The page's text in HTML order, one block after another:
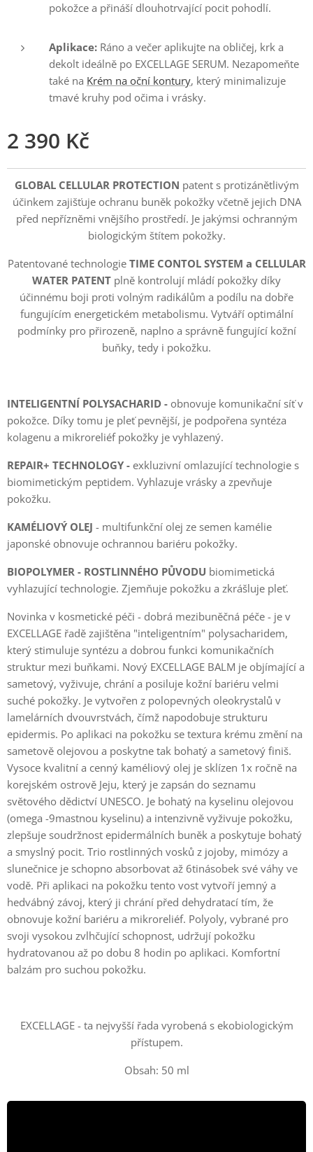
pokožce a přináší dlouhotrvající pocit pohodlí.
Aplikace: Ráno a večer aplikujte na obličej, krk a
dekolt ideálně po EXCELLAGE SERUM. Nezapomeňte
také na Krém na oční kontury, který minimalizuje
tmavé kruhy pod očima i vrásky.
2 390 Kč
GLOBAL CELLULAR PROTECTION patent s protizánětlivým
účinkem zajišťuje ochranu buněk pokožky včetně jejich DNA
před nepřízněmi vnějšího prostředí. Je jakýmsi ochranným
biologickým štítem pokožky.
Patentované technologie TIME CONTOL SYSTEM a CELLULAR
WATER PATENT plně kontrolují mládí pokožky díky
účinnému boji proti volným radikálům a podílu na dobře
fungujícím energetickém metabolismu. Vytváří optimální
podmínky pro přirozeně, naplno a správně fungující kožní
buňky, tedy i pokožku.
INTELIGENTNÍ POLYSACHARID - obnovuje komunikační síť v
pokožce. Díky tomu je pleť pevnější, je podpořena syntéza
kolagenu a mikroreliéf pokožky je vyhlazený.
REPAIR+ TECHNOLOGY - exkluzivní omlazující technologie s
biomimetickým peptidem. Vyhlazuje vrásky a zpevňuje
pokožku.
KAMÉLIOVÝ OLEJ - multifunkční olej ze semen kamélie
japonské obnovuje ochrannou bariéru pokožky.
BIOPOLYMER - ROSTLINNÉHO PŮVODU biomimetická
vyhlazující technologie. Zjemňuje pokožku a zkrášluje pleť.
Novinka v kosmetické péči - dobrá mezibuněčná péče - je v
EXCELLAGE řadě zajištěna "inteligentním" polysacharidem,
který stimuluje syntézu a dobrou funkci komunikačních
struktur mezi buňkami. Nový EXCELLAGE BALM je objímající a
sametový, vyživuje, chrání a posiluje kožní bariéru velmi
suché pokožky. Je vytvořen z polopevných oleokrystalů v
lamelárních dvouvrstvách, čímž napodobuje strukturu
epidermis. Po aplikaci na pokožku se textura krému změní na
sametově olejovou a poskytne tak bohatý a sametový finiš.
Vysoce kvalitní a cenný kaméliový olej je sklízen 1x ročně na
korejském ostrově Jeju, který je zapsán do seznamu
světového dědictví UNESCO. Je bohatý na kyselinu olejovou
(omega -9mastnou kyselinu) a intenzivně vyživuje pokožku,
zlepšuje soudržnost epidermálních buněk a poskytuje bohatý
a smyslný pocit. Trio rostlinných vosků z jojoby, mimózy a
slunečnice je schopno absorbovat až 6tinásobek své váhy ve
vodě. Při aplikaci na pokožku tento vost vytvoří jemný a
hedvábný závoj, který ji chrání před dehydratací tím, že
obnovuje kožní bariéru a mikroreliéf. Polyoly, vybrané pro
svoji vysokou zvlhčující schopnost, udržují pokožku
hydratovanou až po dobu 8 hodin po aplikaci. Komfortní
balzám pro suchou pokožku.
EXCELLAGE - ta nejvyšší řada vyrobená s ekobiologickým
přístupem.
Obsah: 50 ml